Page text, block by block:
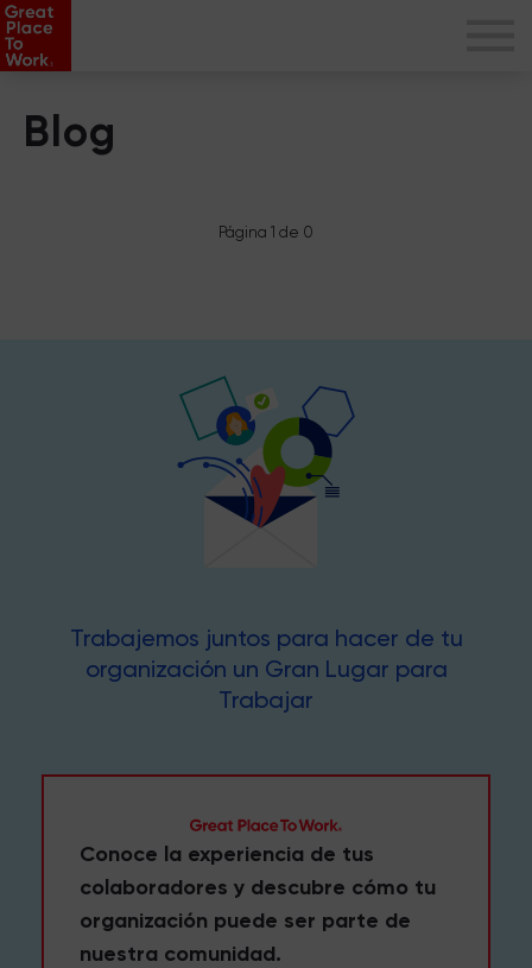
Blog
Página 1 de 0
Trabajemos juntos para hacer de tu
organización un Gran Lugar para
Trabajar
Conoce la experiencia de tus
colaboradores y descubre cómo tu
organización puede ser parte de
nuestra comunidad.